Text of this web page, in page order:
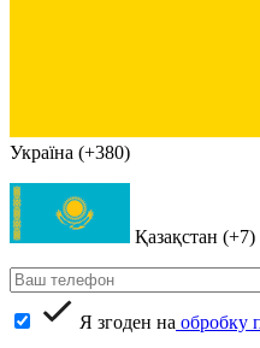
Україна (+380)
Қазақстан (+7)
Я згоден на обробку